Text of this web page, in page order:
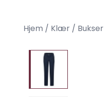
Hjem / Klær / Bukser